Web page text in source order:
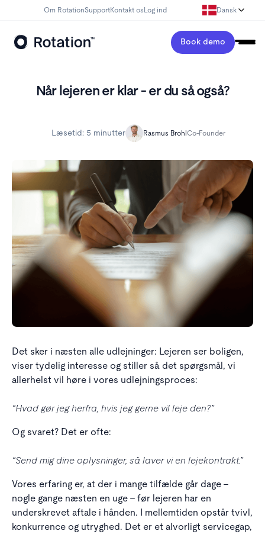
Om RotationSupportKontakt os Log ind Dansk
Book demo
Når lejeren er klar - er du så også?
Læsetid: 5 minutter Rasmus Brohl Co-Founder
Det sker i næsten alle udlejninger: Lejeren ser boligen,
viser tydelig interesse og stiller så det spørgsmål, vi
allerhelst vil høre i vores udlejningsproces:
“Hvad gør jeg herfra, hvis jeg gerne vil leje den?”
Og svaret? Det er ofte:
“Send mig dine oplysninger, så laver vi en lejekontrakt.”
Vores erfaring er, at der i mange tilfælde går dage –
nogle gange næsten en uge – før lejeren har en
underskrevet aftale i hånden. I mellemtiden opstår tvivl,
konkurrence og utryghed. Det er et alvorligt servicegap,